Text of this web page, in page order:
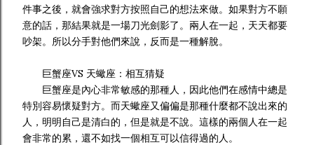
件事之後，就會強求對方按照自己的想法來做。如果對方不願
意的話，那結果就是一場刀光劍影了。兩人在一起，天天都要
吵架。所以分手對他們來說，反而是一種解脫。
巨蟹座VS 天蠍座：相互猜疑
巨蟹座是內心非常敏感的那種人，因此他們在感情中總是
特別容易懷疑對方。而天蠍座又偏偏是那種什麼都不說出來的
人，明明自己是清白的，但是就是不說。這樣的兩個人在一起
會非常的累，還不如找一個相互可以信得過的人。